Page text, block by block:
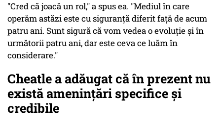
"Cred că joacă un rol," a spus ea. "Mediul în care
operăm astăzi este cu siguranță diferit față de acum
patru ani. Sunt sigură că vom vedea o evoluție și în
următorii patru ani, dar este ceva ce luăm în
considerare."
Cheatle a adăugat că în prezent nu
există amenințări specifice și
credibile